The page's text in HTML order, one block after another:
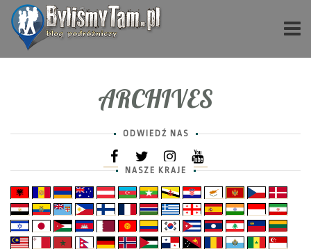
ARCHIVES
ODWIEDŹ NAS
NASZE KRAJE